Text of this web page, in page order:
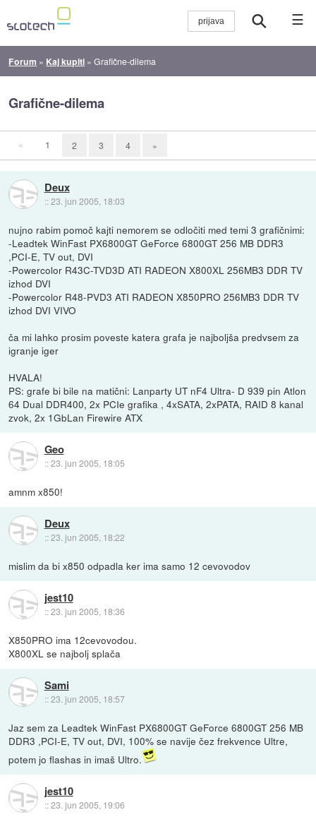
☰
Forum » Kaj kupiti »Grafične-dilema
Grafične-dilema
« 1 2 3 4 »
Deux
::23. jun 2005, 18:03
nujno rabim pomoč kajti nemorem se odločiti med temi 3 grafičnimi:
-Leadtek WinFast PX6800GT GeForce 6800GT 256 MB DDR3
,PCI-E, TV out, DVI
-Powercolor R43C-TVD3D ATI RADEON X800XL 256MB3 DDR TV
izhod DVI
-Powercolor R48-PVD3 ATI RADEON X850PRO 256MB3 DDR TV
izhod DVI VIVO
ča mi lahko prosim poveste katera grafa je najboljša predvsem za
igranje iger
HVALA!
PS: grafe bi bile na matični: Lanparty UT nF4 Ultra- D 939 pin Atlon
64 Dual DDR400, 2x PCIe grafika , 4xSATA, 2xPATA, RAID 8 kanal
zvok, 2x 1GbLan Firewire ATX
Geo
::23. jun 2005, 18:05
amnm x850!
Deux
::23. jun 2005, 18:22
mislim da bi x850 odpadla ker ima samo 12 cevovodov
jest10
::23. jun 2005, 18:36
X850PRO ima 12cevovodou.
X800XL se najbolj splača
Sami
::23. jun 2005, 18:57
Jaz sem za Leadtek WinFast PX6800GT GeForce 6800GT 256 MB
DDR3 ,PCI-E, TV out, DVI, 100% se navije čez frekvence Ultre,
potem jo flashas in imaš Ultro.
jest10
::23. jun 2005, 19:06